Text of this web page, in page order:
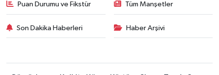
Puan Durumu ve Fikstür Tüm Manşetler
Son Dakika Haberleri Haber Arşivi